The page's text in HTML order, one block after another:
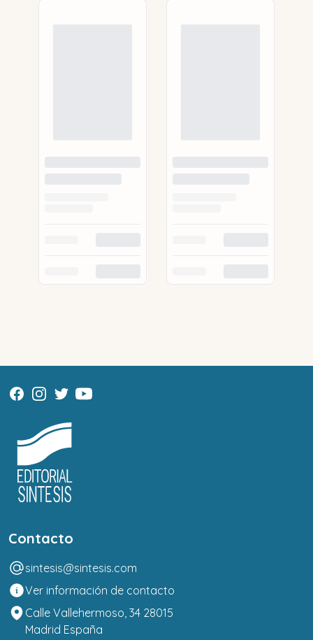
Contacto
sintesis@sintesis.com
Ver información de contacto
Calle Vallehermoso, 34 28015
Madrid España